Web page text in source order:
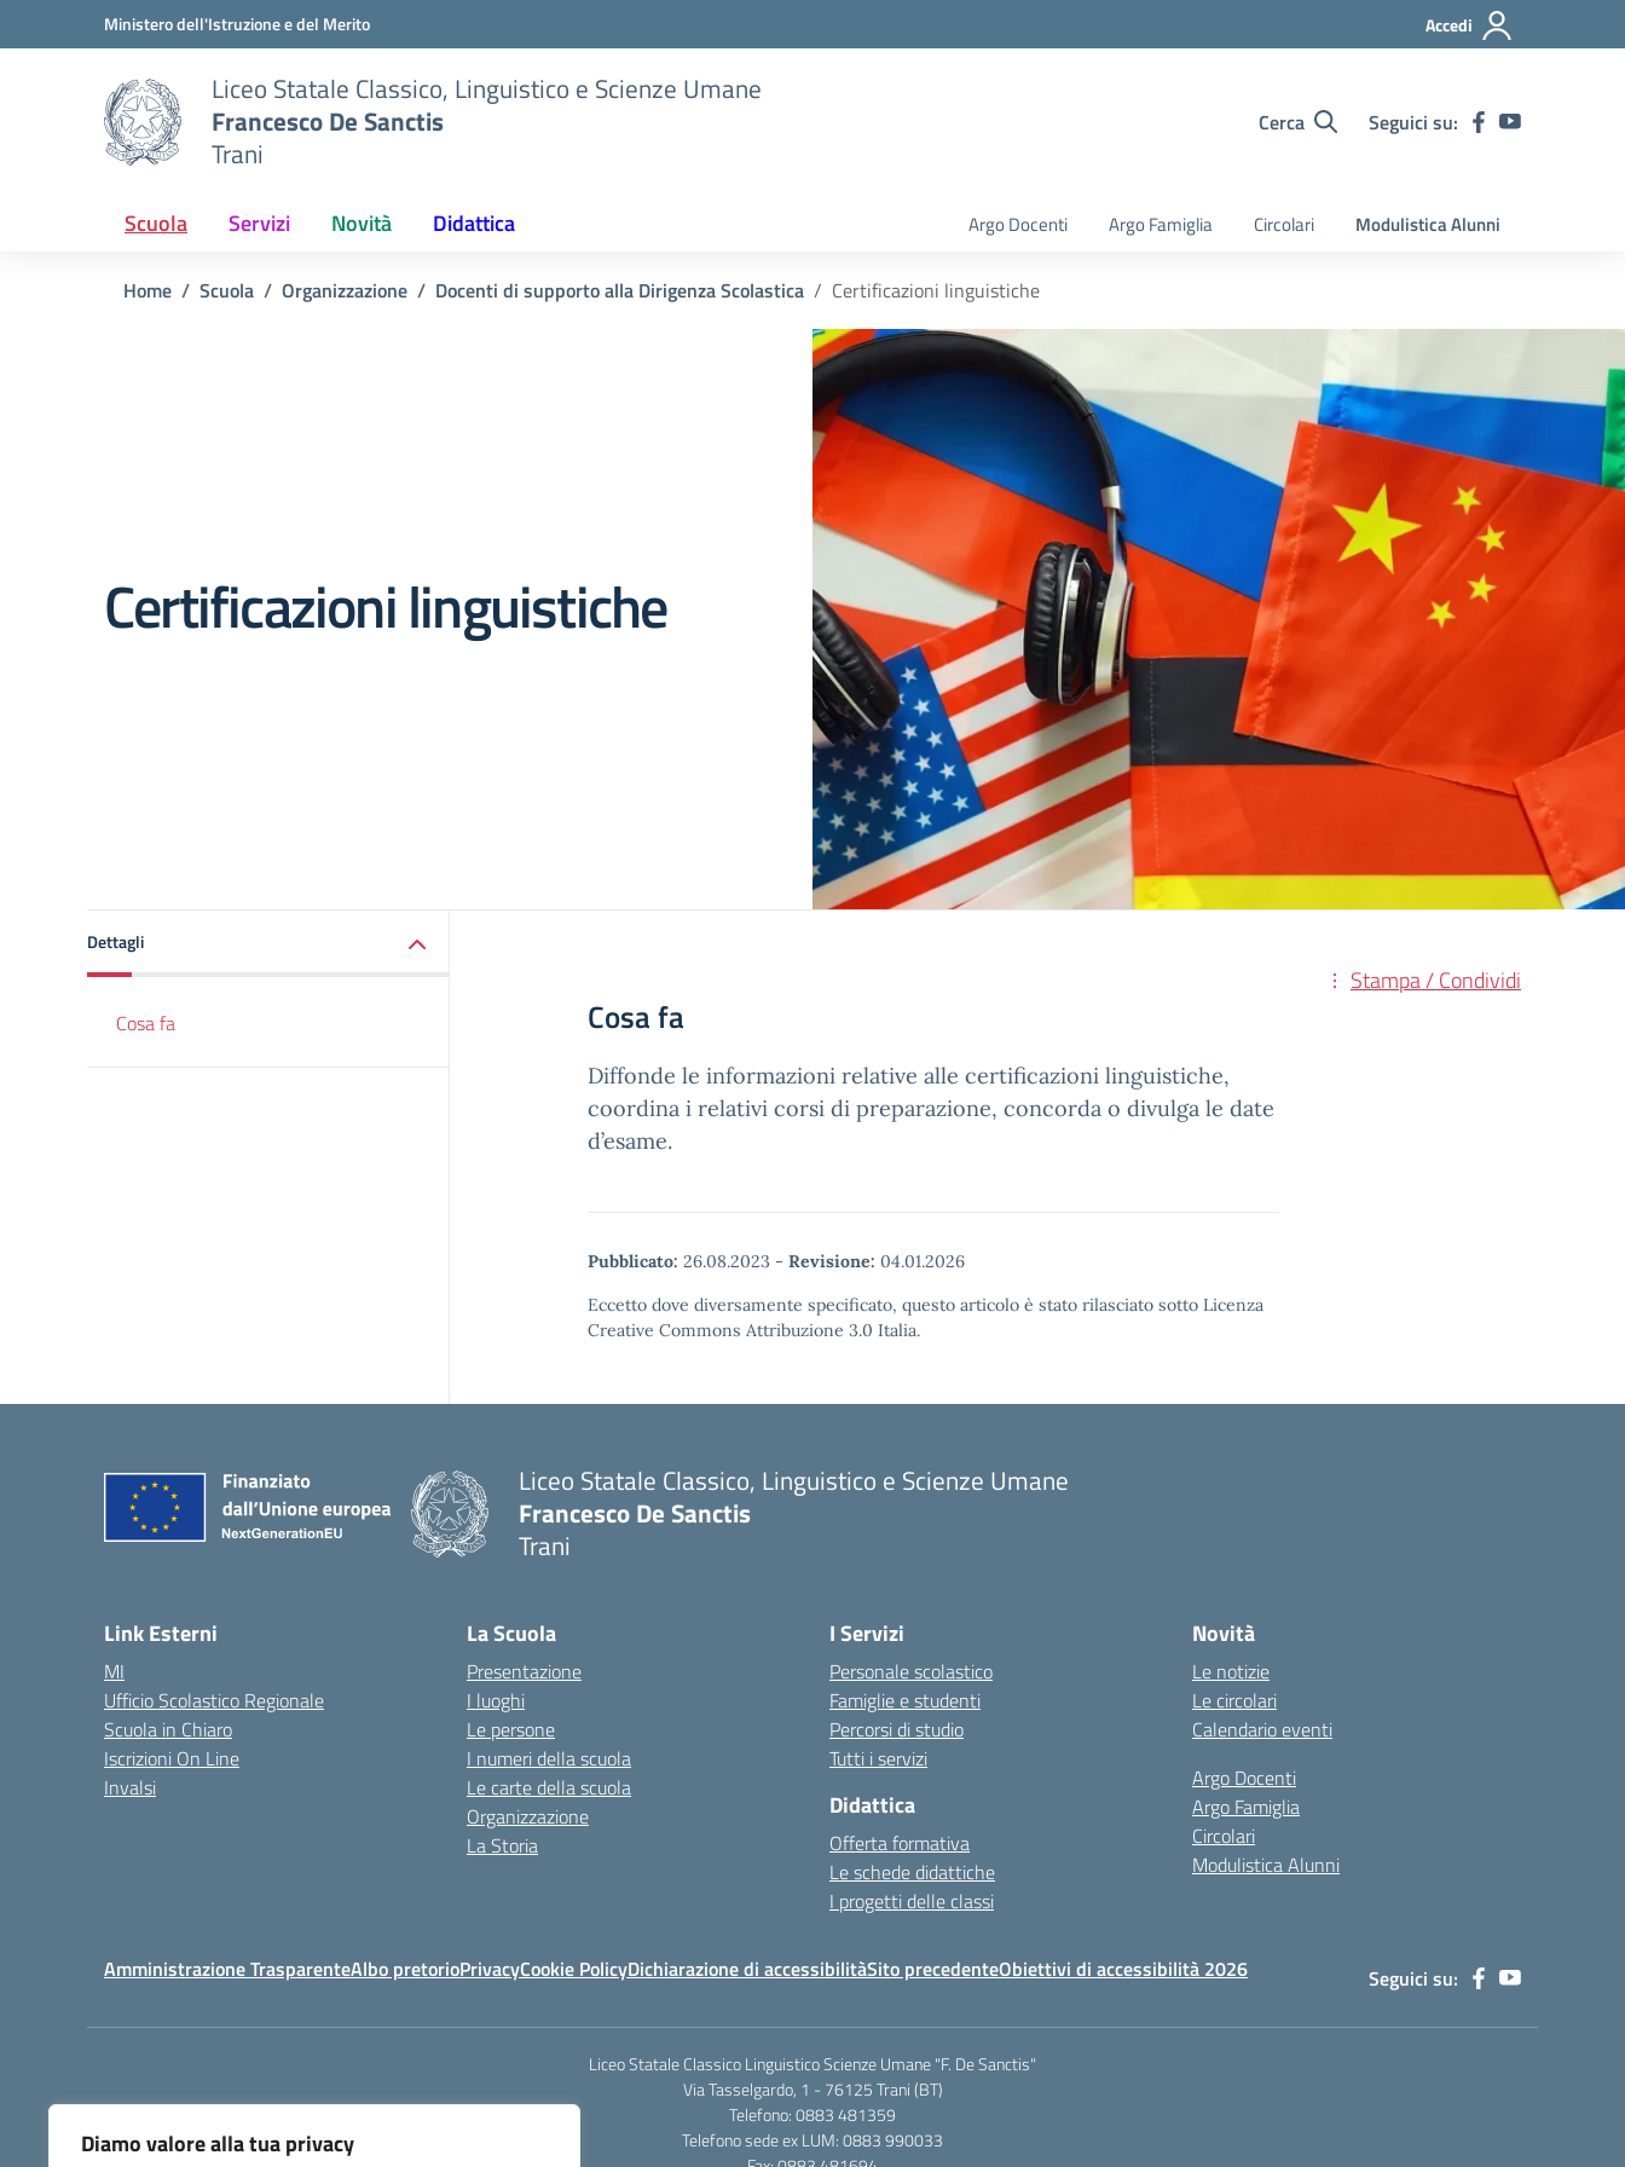
Diamo valore alla tua privacy
Vai ai contenuti
Vai al menu di navigazioneMinistero dell'Istruzione e del Merito Accedi
Liceo Statale Classico, Linguistico e Scienze Umane
Francesco De Sanctis
Trani
Cerca Seguici su:
Scuola Servizi Novità Didattica Argo Docenti Argo Famiglia Circolari Modulistica Alunni
Home Scuola Organizzazione Docenti di supporto alla Dirigenza Scolastica Certificazioni linguistiche
Certificazioni linguistiche
Dettagli
Cosa fa
Stampa / Condividi
Cosa fa
Diffonde le informazioni relative alle certificazioni linguistiche,
coordina i relativi corsi di preparazione, concorda o divulga le date
d’esame.
Pubblicato: 26.08.2023 - Revisione: 04.01.2026
Eccetto dove diversamente specificato, questo articolo è stato rilasciato sotto Licenza
Creative Commons Attribuzione 3.0 Italia.
Liceo Statale Classico, Linguistico e Scienze Umane
Francesco De Sanctis
Trani
Link Esterni
MI
Ufficio Scolastico Regionale
Scuola in Chiaro
Iscrizioni On Line
Invalsi
La Scuola
Presentazione
I luoghi
Le persone
I numeri della scuola
Le carte della scuola
Organizzazione
La Storia
I Servizi
Personale scolastico
Famiglie e studenti
Percorsi di studio
Tutti i servizi
Didattica
Offerta formativa
Le schede didattiche
I progetti delle classi
Novità
Le notizie
Le circolari
Calendario eventi
Argo Docenti
Argo Famiglia
Circolari
Modulistica Alunni
Amministrazione TrasparenteAlbo pretorioPrivacyCookie PolicyDichiarazione di accessibilitàSito precedenteObiettivi di accessibilità 2026 Seguici su:
Liceo Statale Classico Linguistico Scienze Umane "F. De Sanctis"
Via Tasselgardo, 1 - 76125 Trani (BT)
Telefono: 0883 481359
Telefono sede ex LUM: 0883 990033